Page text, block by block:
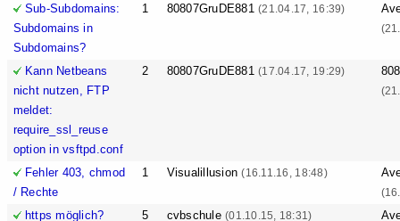
Sub-Subdomains:
Subdomains in
Subdomains?
1 80807GruDE881(21.04.17, 16:39)
Kann Netbeans
nicht nutzen, FTP
meldet:
require_ssl_reuse
option in vsftpd.conf
2 80807GruDE881(17.04.17, 19:29)
Fehler 403, chmod
/ Rechte
1 Visualillusion(16.11.16, 18:48)
https möglich? 5 cvbschule(01.10.15, 18:31)